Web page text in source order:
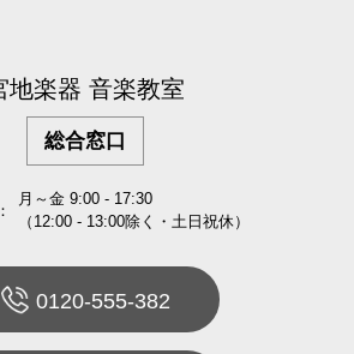
地楽器 音楽教室
総合窓口
月～金 9:00 - 17:30
（12:00 - 13:00除く・土日祝休）
0120-555-382